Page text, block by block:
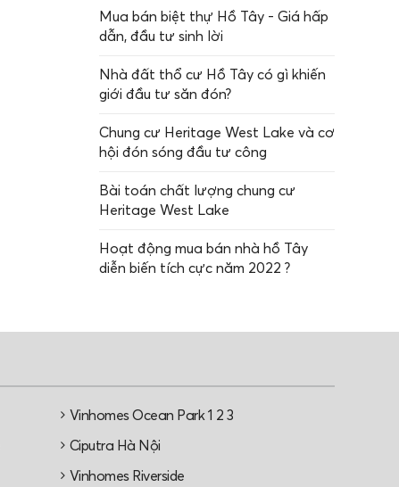
Mua bán biệt thự Hồ Tây - Giá hấp
dẫn, đầu tư sinh lời
Nhà đất thổ cư Hồ Tây có gì khiến
giới đầu tư săn đón?
Chung cư Heritage West Lake và cơ
hội đón sóng đầu tư công
Bài toán chất lượng chung cư
Heritage West Lake
Hoạt động mua bán nhà hồ Tây
diễn biến tích cực năm 2022 ?
Vinhomes Ocean Park 1 2 3
Ciputra Hà Nội
Vinhomes Riverside